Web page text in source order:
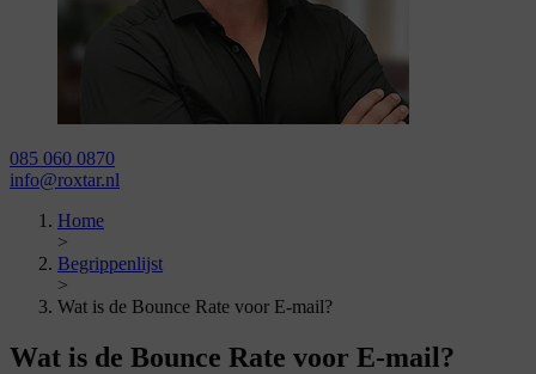
085 060 0870
info@roxtar.nl
Home
>
Begrippenlijst
>
Wat is de Bounce Rate voor E-mail?
Wat is de Bounce Rate voor E-mail?